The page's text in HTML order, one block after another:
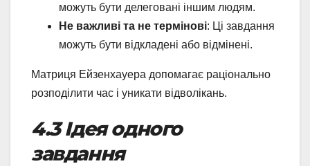
можуть бути делеговані іншим людям.
Не важливі та не термінові: Ці завдання
можуть бути відкладені або відмінені.
Матриця Ейзенхауера допомагає раціонально
розподілити час і уникати відволікань.
4.3 Ідея одного
завдання